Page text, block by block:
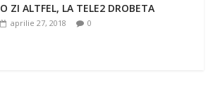
O ZI ALTFEL, LA TELE2 DROBETA
aprilie 27, 2018 0